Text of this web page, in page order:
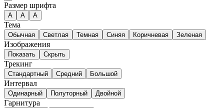
Размер шрифта
А A A
Тема
Обычная Светлая Темная Синяя Коричневая Зеленая
Изображения
Показать Скрыть
Трекинг
Стандартный Средний Большой
Интервал
Одинарный Полуторный Двойной
Гарнитура